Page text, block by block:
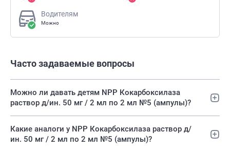
Водителям
Можно
Часто задаваемые вопросы
Можно ли давать детям NPP Кокарбоксилаза
раствор д/ин. 50 мг / 2 мл по 2 мл №5 (ампулы)?
Какие аналоги у NPP Кокарбоксилаза раствор д/
ин. 50 мг / 2 мл по 2 мл №5 (ампулы)?